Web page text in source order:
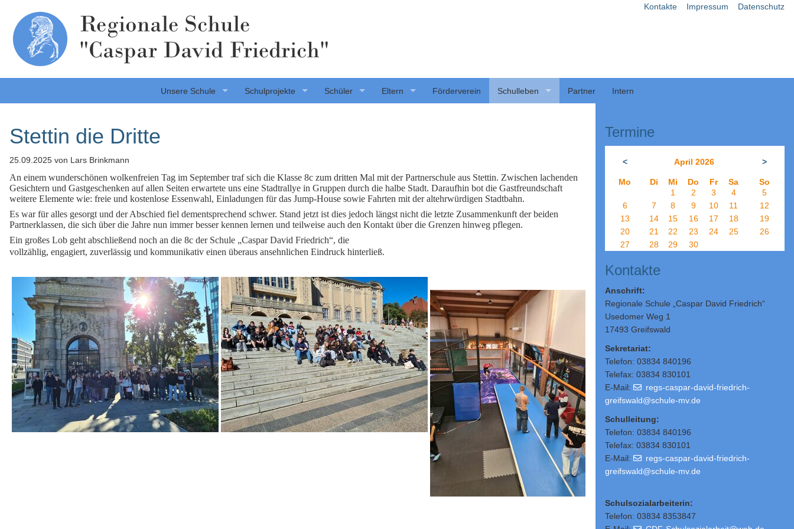
Kontakte Impressum Datenschutz
Regionale Schule
"Caspar David Friedrich"
Unsere Schule Schulprojekte Schüler Eltern Förderverein Schulleben Partner Intern
Stettin die Dritte
25.09.2025 von Lars Brinkmann
An einem wunderschönen wolkenfreien Tag im September traf sich die Klasse 8c zum dritten Mal mit der Partnerschule aus Stettin. Zwischen lachenden
Gesichtern und Gastgeschenken auf allen Seiten erwartete uns eine Stadtrallye in Gruppen durch die halbe Stadt. Daraufhin bot die Gastfreundschaft
weitere Elemente wie: freie und kostenlose Essenwahl, Einladungen für das Jump-House sowie Fahrten mit der altehrwürdigen Stadtbahn.
Es war für alles gesorgt und der Abschied fiel dementsprechend schwer. Stand jetzt ist dies jedoch längst nicht die letzte Zusammenkunft der beiden
Partnerklassen, die sich über die Jahre nun immer besser kennen lernen und teilweise auch den Kontakt über die Grenzen hinweg pflegen.
Ein großes Lob geht abschließend noch an die 8c der Schule „Caspar David Friedrich“, die
vollzählig, engagiert, zuverlässig und kommunikativ einen überaus ansehnlichen Eindruck hinterließ.
Termine
< April 2026 >
Mo Di Mi Do Fr Sa
So
1
2 3 4
5
6
7 8 9 10 11
12
13
14 15 16 17 18
19
20
21 22 23 24 25
26
27
28 29 30
Kontakte
Anschrift:
Regionale Schule „Caspar David Friedrich“
Usedomer Weg 1
17493 Greifswald
Sekretariat:
Telefon: 03834 840196
Telefax: 03834 830101
E-Mail:
regs-caspar-david-friedrich-
greifswald@schule-mv.de
Schulleitung:
Telefon: 03834 840196
Telefax: 03834 830101
E-Mail:
regs-caspar-david-friedrich-
greifswald@schule-mv.de
Schulsozialarbeiterin:
Telefon: 03834 8353847